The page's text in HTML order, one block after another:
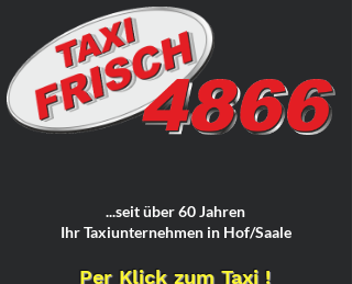
Per Klick zum Taxi !
...seit über 60 Jahren
Ihr Taxiunternehmen in Hof/Saale